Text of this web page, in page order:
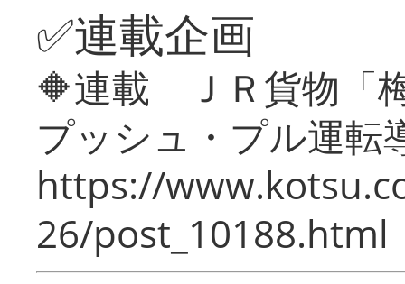
✅連載企画
🔶連載 ＪＲ貨物「
プッシュ・プル運転
https://
26/post_10188.html